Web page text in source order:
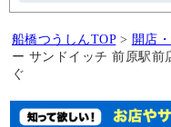
船橋つうしんTOP > 開店
ー サンドイッチ 前原駅前
ぐ